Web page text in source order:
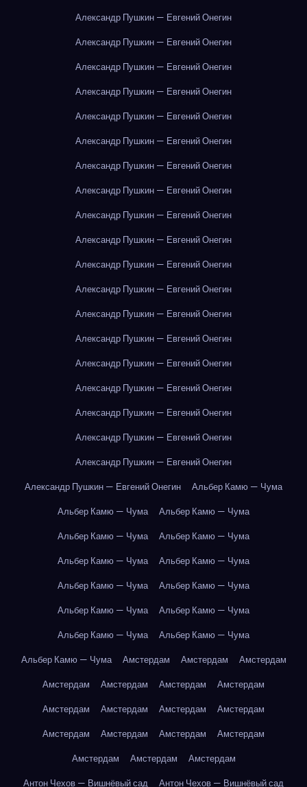
Александр Пушкин — Евгений Онегин
Александр Пушкин — Евгений Онегин
Александр Пушкин — Евгений Онегин
Александр Пушкин — Евгений Онегин
Александр Пушкин — Евгений Онегин
Александр Пушкин — Евгений Онегин
Александр Пушкин — Евгений Онегин
Александр Пушкин — Евгений Онегин
Александр Пушкин — Евгений Онегин
Александр Пушкин — Евгений Онегин
Александр Пушкин — Евгений Онегин
Александр Пушкин — Евгений Онегин
Александр Пушкин — Евгений Онегин
Александр Пушкин — Евгений Онегин
Александр Пушкин — Евгений Онегин
Александр Пушкин — Евгений Онегин
Александр Пушкин — Евгений Онегин
Александр Пушкин — Евгений Онегин
Александр Пушкин — Евгений Онегин
Александр Пушкин — Евгений Онегин
Альбер Камю — Чума
Альбер Камю — Чума
Альбер Камю — Чума
Альбер Камю — Чума
Альбер Камю — Чума
Альбер Камю — Чума
Альбер Камю — Чума
Альбер Камю — Чума
Альбер Камю — Чума
Альбер Камю — Чума
Альбер Камю — Чума
Альбер Камю — Чума
Альбер Камю — Чума
Альбер Камю — Чума
Амстердам Амстердам
Амстердам
Амстердам
Амстердам Амстердам
Амстердам
Амстердам
Амстердам Амстердам
Амстердам
Амстердам
Амстердам Амстердам
Амстердам
Амстердам
Амстердам
Амстердам
Антон Чехов — Вишнёвый сад
Антон Чехов — Вишнёвый сад